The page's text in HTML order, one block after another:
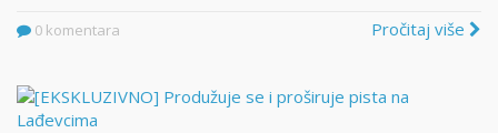
0 komentara Pročitaj više